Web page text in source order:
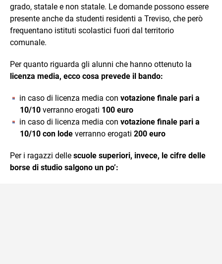
grado, statale e non statale. Le domande possono essere
presente anche da studenti residenti a Treviso, che però
frequentano istituti scolastici fuori dal territorio
comunale.
Per quanto riguarda gli alunni che hanno ottenuto la
licenza media, ecco cosa prevede il bando:
in caso di licenza media con votazione finale pari a
10/10 verranno erogati 100 euro
in caso di licenza media con votazione finale pari a
10/10 con lode verranno erogati 200 euro
Per i ragazzi delle scuole superiori, invece, le cifre delle
borse di studio salgono un po’: